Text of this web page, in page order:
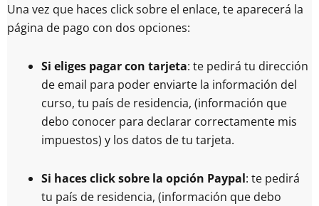
Una vez que haces click sobre el enlace, te aparecerá la
página de pago con dos opciones:
Si eliges pagar con tarjeta: te pedirá tu dirección
de email para poder enviarte la información del
curso, tu país de residencia, (información que
debo conocer para declarar correctamente mis
impuestos) y los datos de tu tarjeta.
Si haces click sobre la opción Paypal: te pedirá
tu país de residencia, (información que debo